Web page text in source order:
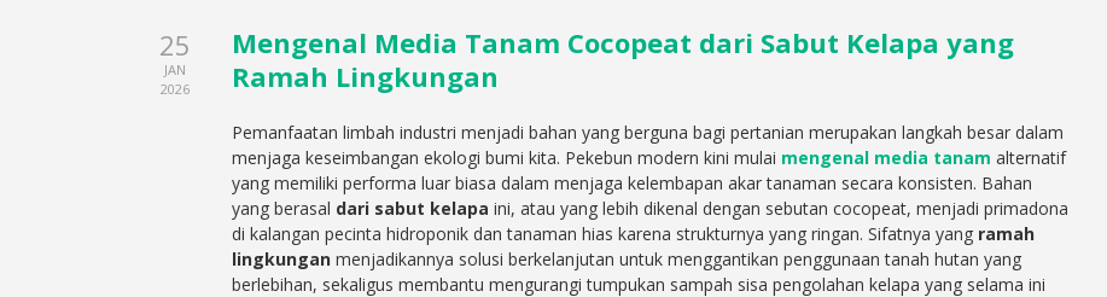
25
JAN
2026
Mengenal Media Tanam Cocopeat dari Sabut Kelapa yang
Ramah Lingkungan
Pemanfaatan limbah industri menjadi bahan yang berguna bagi pertanian merupakan langkah besar dalam
menjaga keseimbangan ekologi bumi kita. Pekebun modern kini mulai mengenal media tanam alternatif
yang memiliki performa luar biasa dalam menjaga kelembapan akar tanaman secara konsisten. Bahan
yang berasal dari sabut kelapa ini, atau yang lebih dikenal dengan sebutan cocopeat, menjadi primadona
di kalangan pecinta hidroponik dan tanaman hias karena strukturnya yang ringan. Sifatnya yang ramah
lingkungan menjadikannya solusi berkelanjutan untuk menggantikan penggunaan tanah hutan yang
berlebihan, sekaligus membantu mengurangi tumpukan sampah sisa pengolahan kelapa yang selama ini